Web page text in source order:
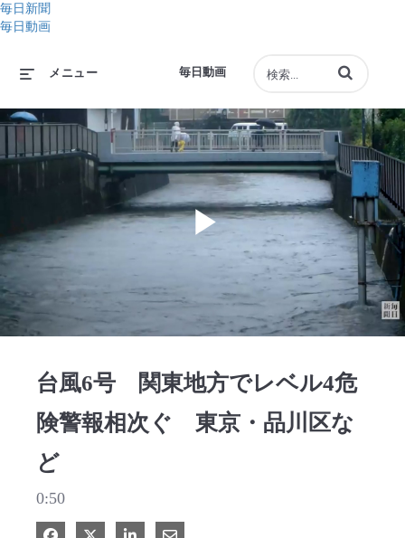
毎日新聞
毎日動画
毎日動画
メニュー 動画の検索語句
Play
台風6号 関東地方でレベル4危
険警報相次ぐ 東京・品川区な
ど
0:50
Facebook で共有
Xで共有する
LinkedIn で共有
電子メールで共有